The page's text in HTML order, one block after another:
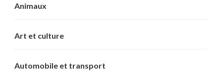
Animaux
Art et culture
Automobile et transport